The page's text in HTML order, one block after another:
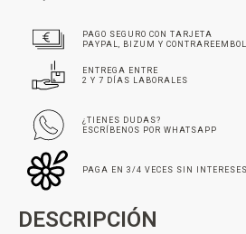
PAGO SEGURO CON TARJETA
PAYPAL, BIZUM Y
ENTREGA ENTRE
2 Y 7 DÍAS LABORALES
¿TIENES DUDAS?
ESCRÍBENOS POR WHATSAPP
PAGA EN 3/4 VECES SIN
DESCRIPCIÓN